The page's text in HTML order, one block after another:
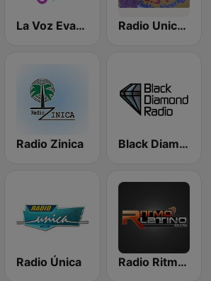
La Voz Evangélica del Atlántico Radio Unica 105.5 FM
Radio Zinica Black Diamond Radio
Radio Única Radio Ritmo Latino